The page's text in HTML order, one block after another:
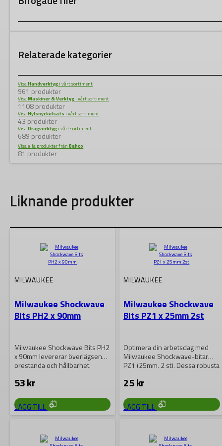
Relaterade kategorier
VisaHandverktyg i vårt sortiment
961 produkter
VisaMaskiner & Verktyg i vårt sortiment
1108 produkter
VisaHylsnyckelsats i vårt sortiment
43 produkter
VisaDragverktyg i vårt sortiment
689 produkter
Visa alla produkter frånBahco
81 produkter
Liknande produkter
MILWAUKEE
Milwaukee Shockwave
Bits PH2 x 90mm
Milwaukee Shockwave Bits PH2
x 90mm levererar överlägsen
prestanda och hållbarhet.
53kr
LÄGG TILL
MILWAUKEE
Milwaukee Shockwave
Bits PZ1 x 25mm 2st
Optimera din arbetsdag med
Milwaukee Shockwave-bitar
PZ1 (25mm, 2 st). Dessa robusta
25kr
LÄGG TILL